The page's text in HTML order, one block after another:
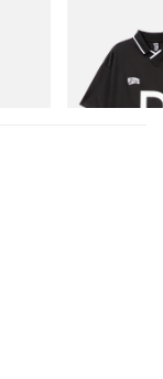
Billionaire
D Game Shirt
立刻购入